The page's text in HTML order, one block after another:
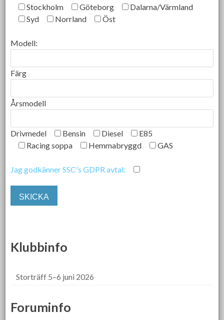
Stockholm
Göteborg
Dalarna/Värmland
Syd
Norrland Öst
Modell:
Färg
Årsmodell
Drivmedel Bensin Diesel
E85
Racing soppa
Hemmabryggd GAS
Jag godkänner SSC's GDPR avtal:
Klubbinfo
Storträff 5–6 juni 2026
Foruminfo